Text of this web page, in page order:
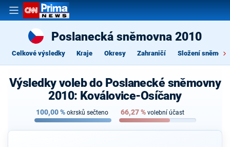
Poslanecká sněmovna 2010
Celkové výsledky Kraje Okresy Zahraničí Složení
Výsledky voleb do Poslanecké sněmovny
2010: Koválovice-Osíčany
100,00% okrsků sečteno 66,27% volební účast